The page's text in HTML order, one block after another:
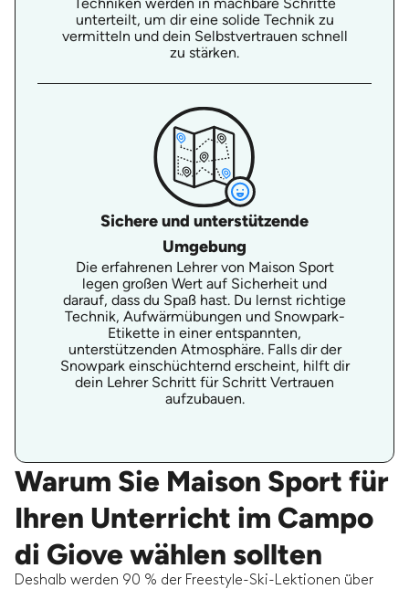
unterteilt, um dir eine solide Technik zu
vermitteln und dein Selbstvertrauen schnell
zu stärken.
Sichere und unterstützende
Umgebung
Die erfahrenen Lehrer von Maison Sport
legen großen Wert auf Sicherheit und
darauf, dass du Spaß hast. Du lernst richtige
Technik, Aufwärmübungen und Snowpark-
Etikette in einer entspannten,
unterstützenden Atmosphäre. Falls dir der
Snowpark einschüchternd erscheint, hilft dir
dein Lehrer Schritt für Schritt Vertrauen
aufzubauen.
Warum Sie Maison Sport für
Ihren Unterricht im Campo
di Giove wählen sollten
Deshalb werden 90 % der Freestyle-Ski-Lektionen über